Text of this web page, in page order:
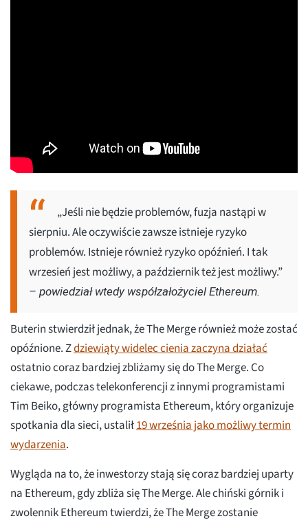
„Jeśli nie będzie problemów, fuzja nastąpi w
sierpniu. Ale oczywiście zawsze istnieje ryzyko
problemów. Istnieje również ryzyko opóźnień. I tak
wrzesień jest możliwy, a październik też jest możliwy.”
– powiedział wtedy współzałożyciel Ethereum.
Buterin stwierdził jednak, że The Merge również może zostać
opóźnione. Zdziewiąty widelec cienia zaczyna działać
ostatnio coraz bardziej zbliżamy się do The Merge. Co
ciekawe, podczas telekonferencji z innymi programistami
Tim Beiko, główny programista Ethereum, który organizuje
spotkania dla sieci, ustalił19 września jako możliwy termin
wydarzenia.
Wygląda na to, że inwestorzy stają się coraz bardziej uparty
na Ethereum, gdy zbliża się The Merge. Ale chiński górnik i
zwolennik Ethereum twierdzi, że The Merge zostanie